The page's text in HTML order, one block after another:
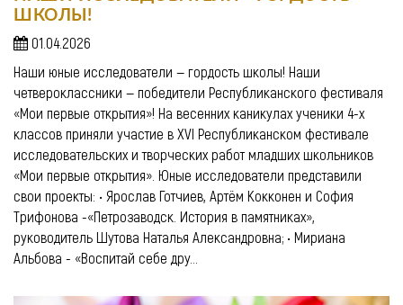
ШКОЛЫ!
01.04.2026
Наши юные исследователи — гордость школы! Наши
четвероклассники — победители Республиканского фестиваля
«Мои первые открытия»! На весенних каникулах ученики 4-х
классов приняли участие в XVI Республиканском фестивале
исследовательских и творческих работ младших школьников
«Мои первые открытия». Юные исследователи представили
свои проекты: • Ярослав Готчиев, Артём Кокконен и София
Трифонова -«Петрозаводск. История в памятниках»,
руководитель Шутова Наталья Александровна; • Мириана
Альбова - «Воспитай себе дру...